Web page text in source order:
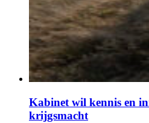
Kabinet wil kennis en
krijgsmacht